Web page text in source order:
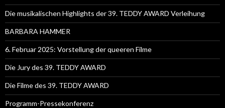
Die musikalischen Highlights der 39. TEDDY AWARD Verleihung
BARBARA HAMMER
6. Februar 2025: Vorstellung der queeren Filme
Die Jury des 39. TEDDY AWARD
Die Filme des 39. TEDDY AWARD
Programm-Pressekonferenz